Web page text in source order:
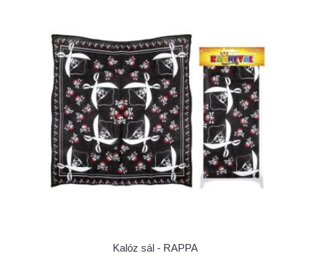
Kalóz sál - RAPPA